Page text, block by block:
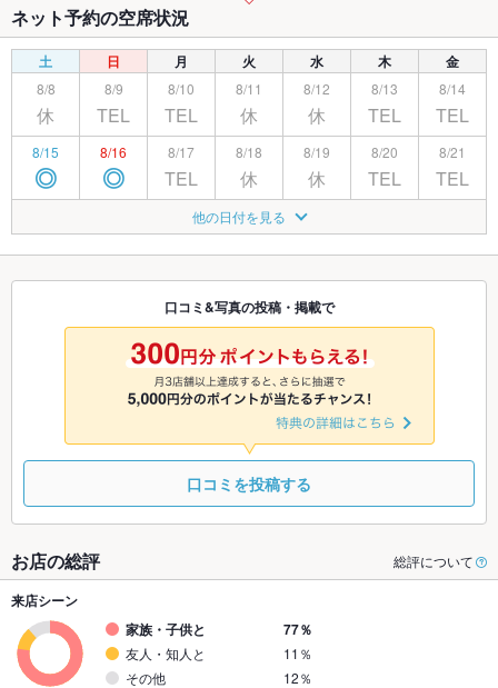
ネット予約の空席状況
土 日 月 火 水 木 金
8/8
休
8/9
TEL
8/10
TEL
8/11
休
8/12
休
8/13
TEL
8/14
TEL
8/15
◎
8/16
◎
8/17
TEL
8/18
休
8/19
休
8/20
TEL
8/21
TEL
◎ ◎
8/24
TEL
8/25
休
8/26
休 TEL ◎
8/29 8/30 8/31
TEL
9/1
休
9/2
休
9/3 9/4
9/7
TEL 休 休 TEL
他の日付を見る
口コミ&写真の投稿・掲載で
口コミを投稿する
お店の総評 総評について
来店シーン
家族・子供と
77％
友人・知人と
11％
その他
12％